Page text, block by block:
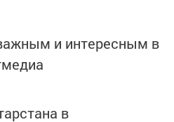
и интересным в
в